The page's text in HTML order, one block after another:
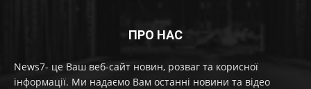
ПРО НАС
News7- це Ваш веб-сайт новин, розваг та корисної
інформації. Ми надаємо Вам останні новини та відео